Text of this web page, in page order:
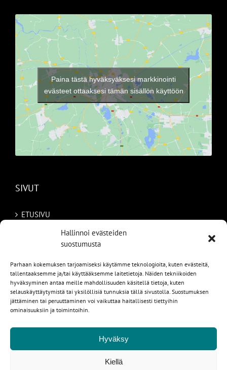
Hallinnoi evästeiden
suostumusta
Parhaan kokemuksen tarjoamiseksi käytämme teknologioita, kuten evästeitä,
tallentaaksemme ja/tai käyttääksemme laitetietoja. Näiden tekniikoiden
hyväksyminen antaa meille mahdollisuuden käsitellä tietoja, kuten
selauskäyttäytymistä tai yksilöllisiä tunnuksia tällä sivustolla. Suostumuksen
jättäminen tai peruuttaminen voi vaikuttaa haitallisesti tiettyihin
ominaisuuksiin ja toimintoihin.
Hyväksy
Kiellä
Paina tästä hyväksyäksesi markkinointi
evästeet ottaaksesi tämän sisällön käyttöön
SIVUT
ETUSIVU
TILAA AUTO RUOTSISTA
PALVELUT